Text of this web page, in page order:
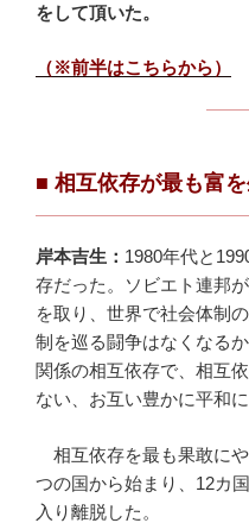
をして頂いた。
（※前半はこちらから）
■ 相互依存が最も富
岸本吉生 ： 1980年代と
存だった。ソビエト連邦
を取り、世界で社会体制
制を巡る闘争はなくなる
関係の相互依存で、相互
ない、お互い豊かに平和
相互依存を最も果敢に
つの国から始まり、12カ
入り離脱した。